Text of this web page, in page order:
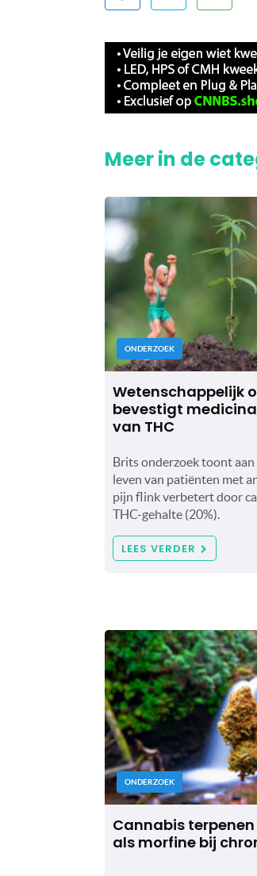
Meer in de
ONDERZOEK
Wetenschappelijk
bevestigt
van THC
Brits onderzoek toont
leven van patiënten met
pijn flink verbetert door
THC-gehalte (20%).
LEES VERDER
ONDERZOEK
Cannabis
als morfine bij